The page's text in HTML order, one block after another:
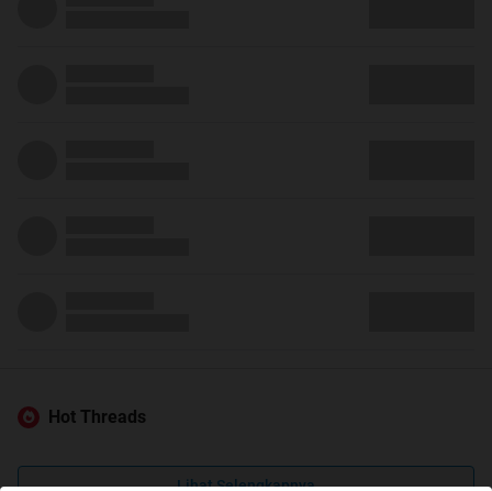
Hot Threads
Lihat Selengkapnya